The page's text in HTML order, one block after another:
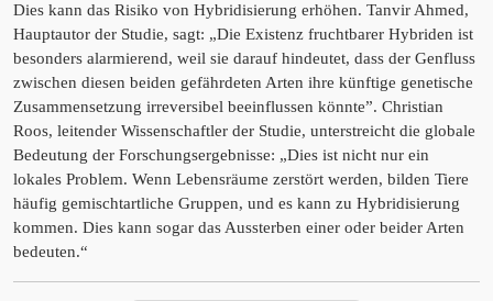
Dies kann das Risiko von Hybridisierung erhöhen. Tanvir Ahmed,
Hauptautor der Studie, sagt: „Die Existenz fruchtbarer Hybriden ist
besonders alarmierend, weil sie darauf hindeutet, dass der Genfluss
zwischen diesen beiden gefährdeten Arten ihre künftige genetische
Zusammensetzung irreversibel beeinflussen könnte”. Christian
Roos, leitender Wissenschaftler der Studie, unterstreicht die globale
Bedeutung der Forschungsergebnisse: „Dies ist nicht nur ein
lokales Problem. Wenn Lebensräume zerstört werden, bilden Tiere
häufig gemischtartliche Gruppen, und es kann zu Hybridisierung
kommen. Dies kann sogar das Aussterben einer oder beider Arten
bedeuten.“